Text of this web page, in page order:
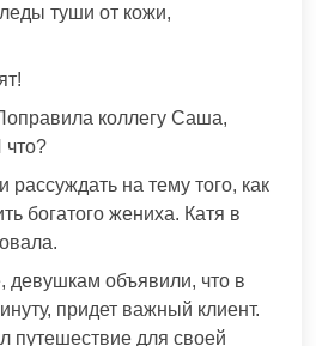
туши от кожи,
коллегу Саша,
рассуждать на тему того, как
богатого жениха. Катя в
девушкам объявили, что в
придет важный клиент.
путешествие для своей